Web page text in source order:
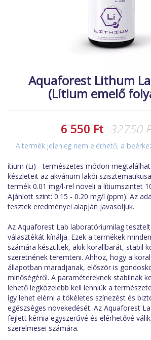
NÖVÉNYEK
EGYÉB
Aquaforest Lithum
(Lítium emelő
6 550 Ft 32750
A termék jelenleg nem elérhető, a
ítium (Li) - természetes módon
készleteit az akvárium lakói
termék 0.01 mg/l-rel növeli a lítiumszintet
Ajánlott szint: 0.15 - 0.20 mg/l (ppm). Az
tesztek eredményei alapján javasoljuk.
Az Aquaforest Lab laboratóriumilag
választékát kínálja. Ezek a termékek
számára készültek, akik korallbarát, stabil
szeretnének teremteni. Ahhoz, hogy a
állapotban maradjanak, először is
minőségéről. A paramétereknek stabilnak
lehető legközelebb kell lenniük a
így lehet elérni a tökéletes színezést és
egészséges növekedését. Az Aquaforest
fejlett kémia egyszerűvé és elérhetővé
szerelmesei számára.